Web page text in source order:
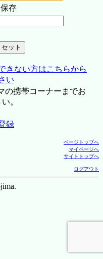
存
きない方はこちらから
い
の携帯コーナーまでお
。
録
ページトップへ
マイページへ
サイトトップへ
ログアウト